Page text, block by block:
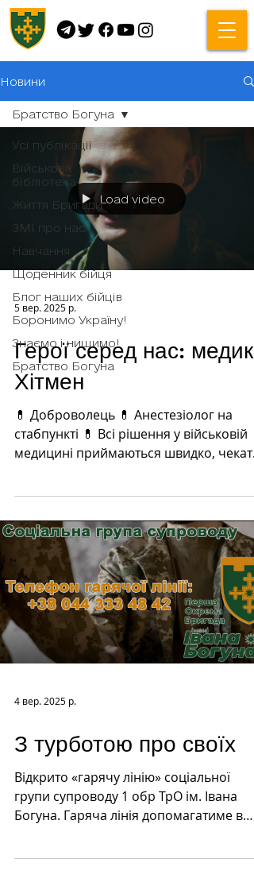
Новини
Усі публікації
Військова
бібліотека
Життя Бригади
ЗМІ про нас
Навчання
Щоденник бійця
Блог наших бійців
Боронимо Україну!
Знаємо і нищимо!
Братство Богуна
Братство Богуна
Load video
5 вер. 2025 р.
Герої серед нас: медик
Хітмен
💊 Доброволець 💊 Анестезіолог на
стабпункті 💊 Всі рішення у військовій
медицині приймаються швидко, чекати
4 вер. 2025 р.
З турботою про своїх
Відкрито «гарячу лінію» соціальної
групи супроводу 1 обр ТрО ім. Івана
Богуна. Гаряча лінія допомагатиме в